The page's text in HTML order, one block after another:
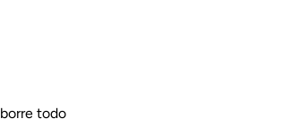
borre todo